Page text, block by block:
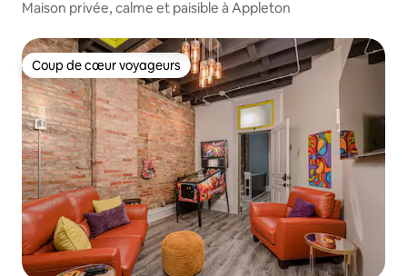
Maison privée, calme et paisible à Appleton
Coup de cœur voyageurs
Coup de cœur voyageurs